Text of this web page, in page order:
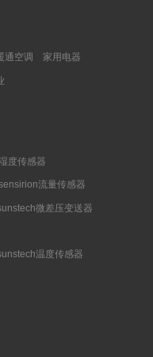
通空调 家用电器
度传感器
流量传感器
微差压变送器
温度传感器